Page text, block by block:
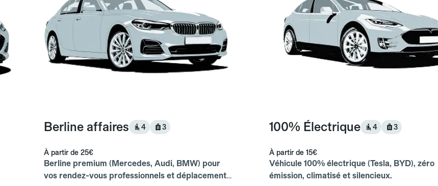
Berline affaires 4 3
À partir de 25€
Berline premium (Mercedes, Audi, BMW) pour
vos rendez-vous professionnels et déplacements
100% Électrique 4 3
À partir de 15€
Véhicule 100% électrique (Tesla, BYD), zéro
émission, climatisé et silencieux.